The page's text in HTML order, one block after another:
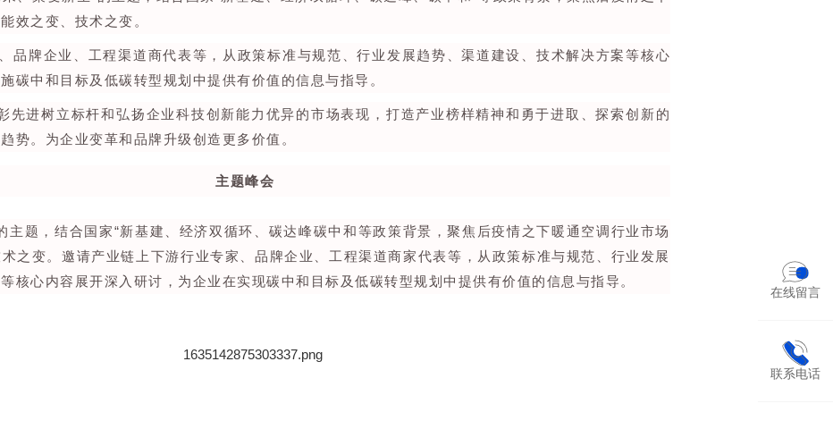
在线留言
联系电话
效之变、技术之变。
品牌企业、工程渠道商代表等，从政策标准与规范、行业发展趋势、渠道建设、技术解决方案等核心
碳中和目标及低碳转型规划中提供有价值的信息与指导。
先进树立标杆和弘扬企业科技创新能力优异的市场表现，打造产业榜样精神和勇于进取、探索创新的
势。为企业变革和品牌升级创造更多价值。
主题峰会
主题，结合国家“新基建、经济双循环、碳达峰碳中和等政策背景，聚焦后疫情之下暖通空调行业市场
之变。邀请产业链上下游行业专家、品牌企业、工程渠道商家代表等，从政策标准与规范、行业发展
核心内容展开深入研讨，为企业在实现碳中和目标及低碳转型规划中提供有价值的信息与指导。